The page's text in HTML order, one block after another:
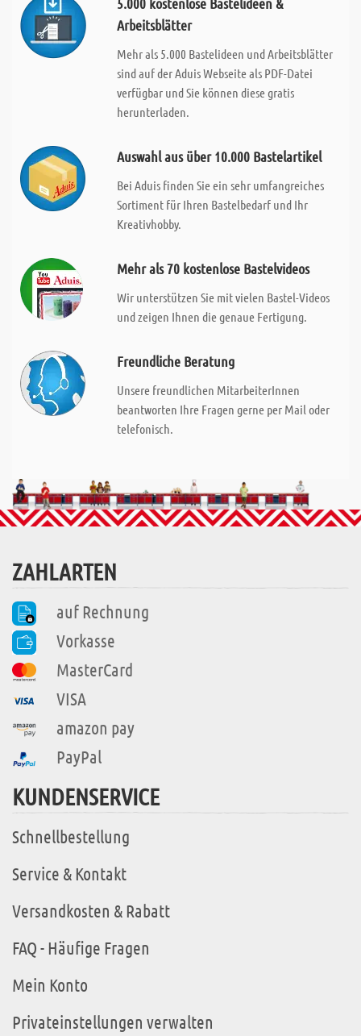
Arbeitsblätter
Mehr als 5.000 Bastelideen und Arbeitsblätter
sind auf der Aduis Webseite als PDF-Datei
verfügbar und Sie können diese gratis
herunterladen.
Auswahl aus über 10.000 Bastelartikel
Bei Aduis finden Sie ein sehr umfangreiches
Sortiment für Ihren Bastelbedarf und Ihr
Kreativhobby.
Mehr als 70 kostenlose Bastelvideos
Wir unterstützen Sie mit vielen Bastel-Videos
und zeigen Ihnen die genaue Fertigung.
Freundliche Beratung
Unsere freundlichen MitarbeiterInnen
beantworten Ihre Fragen gerne per Mail oder
telefonisch.
ZAHLARTEN
auf Rechnung
Vorkasse
MasterCard
VISA
amazon pay
PayPal
KUNDENSERVICE
Schnellbestellung
Service & Kontakt
Versandkosten & Rabatt
FAQ - Häufige Fragen
Mein Konto
Privateinstellungen verwalten